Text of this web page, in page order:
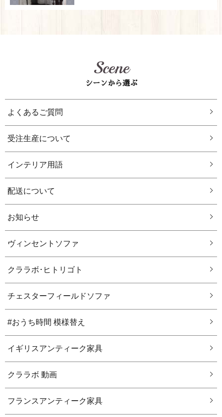
Scene
シーンから選ぶ
よくあるご質問
受注生産について
インテリア用語
配送について
お知らせ
ヴィンセントソファ
クララボ･ヒトリゴト
チェスターフィールドソファ
#おうち時間 模様替え
イギリスアンティーク家具
クララボ 動画
フランスアンティーク家具